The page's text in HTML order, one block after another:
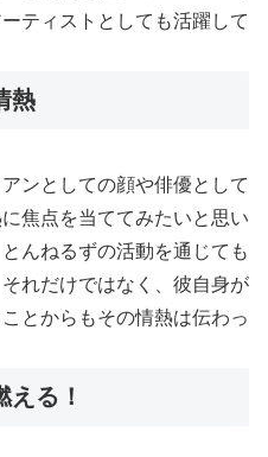
ティストとしても活躍して
熱
ンとしての顔や俳優として
焦点を当ててみたいと思い
んねるずの活動を通じても
れだけではなく、彼自身が
とからもその情熱は伝わっ
る！